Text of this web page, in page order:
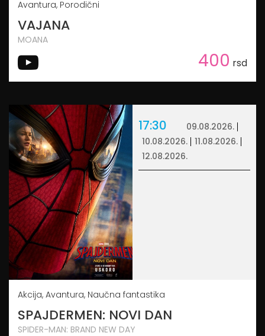
Avantura, Porodični
VAJANA
MOANA
400 rsd
17:30
09.08.2026.
10.08.2026.
11.08.2026.
12.08.2026.
Akcija, Avantura, Naučna fantastika
SPAJDERMEN: NOVI DAN
SPIDER-MAN: BRAND NEW DAY